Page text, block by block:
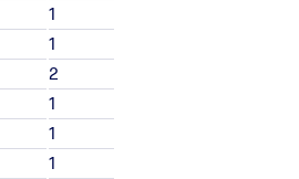
1
1
2
1
1
1